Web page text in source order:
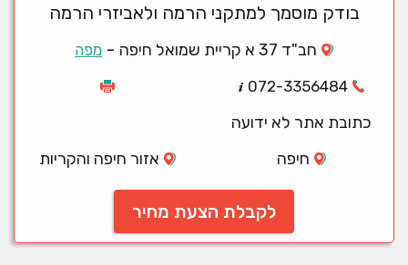
בודק מוסמך למתקני הרמה ולאביזרי הרמה
חב"ד 37 א קריית שמואל חיפה - מפה
072-3356484
כתובת אתר לא ידועה
חיפה
אזור חיפה והקריות
לקבלת הצעת מחיר